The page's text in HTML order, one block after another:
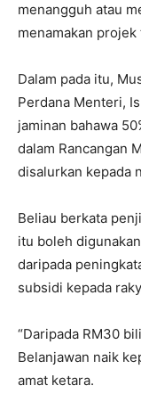
menangguh atau
menamakan
Dalam pada itu,
Perdana Menteri,
jaminan bahawa
dalam Rancangan
disalurkan kepada
Beliau berkata
itu boleh
daripada
subsidi kepada
“Daripada RM30
Belanjawan naik
amat ketara.